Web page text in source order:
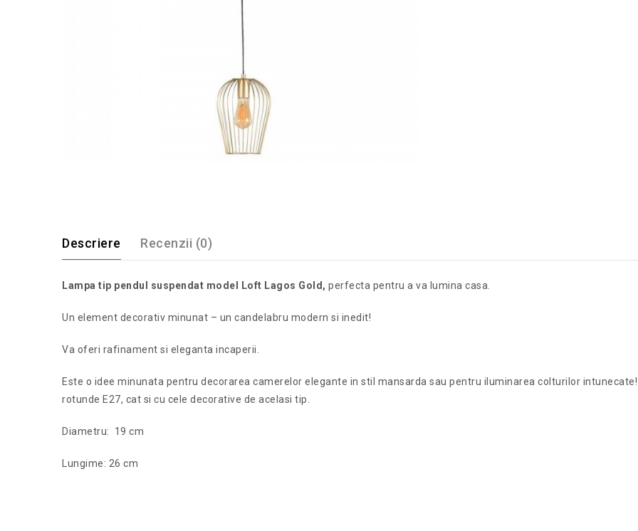
Descriere Recenzii (0)
Lampa tip pendul suspendat model Loft Lagos Gold, perfecta pentru a va lumina casa.
Un element decorativ minunat – un candelabru modern si inedit!
Va oferi rafinament si eleganta incaperii.
Este o idee minunata pentru decorarea camerelor elegante in stil mansarda sau pentru iluminarea colturilor
rotunde E27, cat si cu cele decorative de acelasi tip.
Diametru: 19 cm
Lungime: 26 cm